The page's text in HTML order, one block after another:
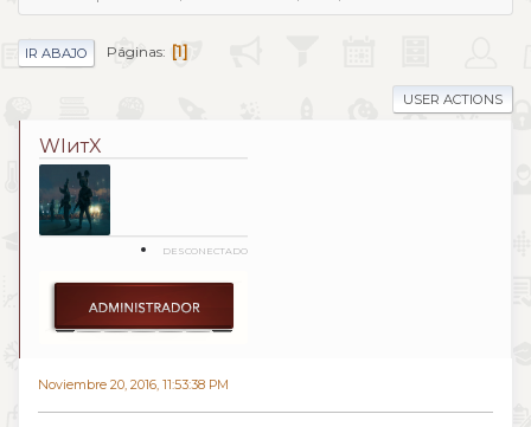
IR ABAJO Páginas 1
USER ACTIONS
WIитX
DESCONECTADO
Noviembre 20, 2016, 11:53:38 PM